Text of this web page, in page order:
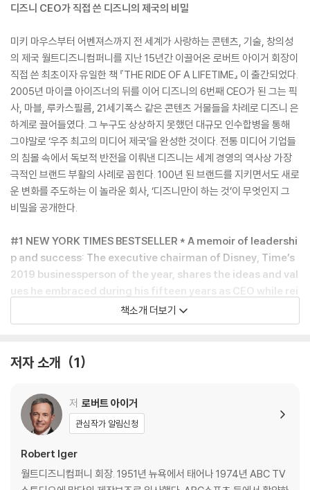
디즈니 CEO가 직접 쓴 디즈니의 제국의 비밀
미키 마우스부터 어벤져스까지 전 세계가 사랑하는 콘텐츠, 기술, 창의성
의 제국 월트디즈니컴퍼니를 지난 15년간 이끌어온 로버트 아이거 회장이
직접 쓴 최초이자 유일한 책 『THE RIDE OF A LIFETIME』 이 출간되었다.
2005년 마이클 아이즈너의 뒤를 이어 디즈니의 6번째 CEO가 된 그는 픽
사, 마블, 루카스필름, 21세기폭스 같은 콘텐츠 거물들을 차례로 디즈니 은
하계로 끌어들였다. 그 누구도 상상하지 못했던 대규모 인수합병을 통해
그야말로 ‘우주 최고의 미디어 제국’을 완성한 것이다. 전통 미디어 기업들
의 침몰 속에서 독보적 반전을 이뤄낸 디즈니는 세계 경영의 역사상 가장
극적인 브랜드 부활의 사례로 꼽힌다. 100년 된 브랜드를 지키면서도 새로
운 변화를 주도하는 이 놀라운 회사, ‘디즈니만이 하는 것’이 무엇인지 그
비밀을 공개한다.
#1 NEW YORK TIMES BESTSELLER * A memoir of leadershi
p and success: The executive chairman of Disney, Time’s
2019 businessperson of the year, shares the ideas and val
ues he embraced during his fifteen years as CEO while rei
nventing one of the world’s most beloved companies and
inspiring the people who bring the magic to life.
NAMED ONE OF THE BEST BOOKS OF THE YEAR BY NPR
Robert Iger became CEO of The Walt Disney Company in 200
5, during a difficult time. Competition was more intense than e
ver and technology was changing faster than at any time in th
s: Recommit to the concept that quality matters, embrace te
chnology instead of fighting it, and think bigger--think global-
책소개 더보기
저자 소개 1
저 로버트 아이거
관심작가 알림신청
Robert Iger
월트디즈니컴퍼니 회장. 1951년 뉴욕에서 태어나 1974년 ABC TV